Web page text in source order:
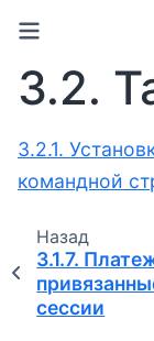
3.2.
3.2.1.
командной
Назад
3.1.7.
сессии